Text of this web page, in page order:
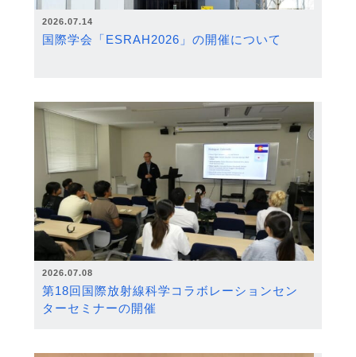
2026.07.14
国際学会「ESRAH2026」の開催について
2026.07.08
第18回国際放射線科学コラボレーションセン
ターセミナーの開催